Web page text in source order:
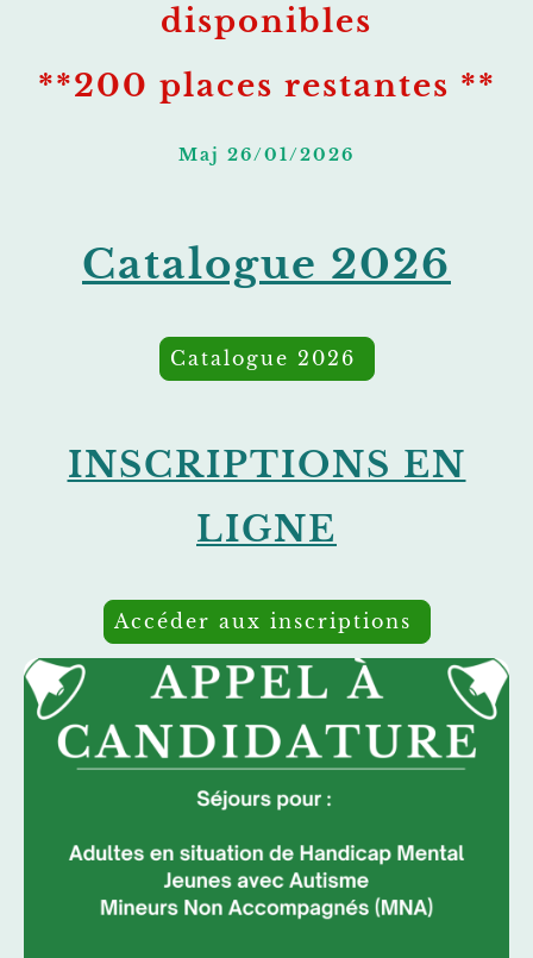
disponibles
**200 places restantes **
Maj 26/01/2026
Catalogue 2026
Catalogue 2026
INSCRIPTIONS EN
LIGNE
Accéder aux inscriptions